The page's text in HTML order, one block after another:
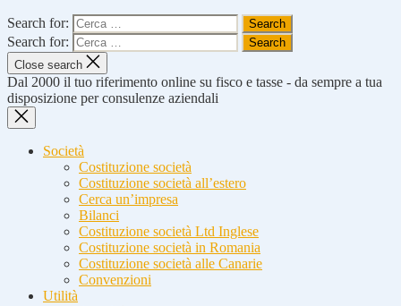
Search for:
Search for:
Close search
Dal 2000 il tuo riferimento online su fisco e tasse - da sempre a tua
disposizione per consulenze aziendali
Società
Costituzione società
Costituzione società all’estero
Cerca un’impresa
Bilanci
Costituzione società Ltd Inglese
Costituzione società in Romania
Costituzione società alle Canarie
Convenzioni
Utilità